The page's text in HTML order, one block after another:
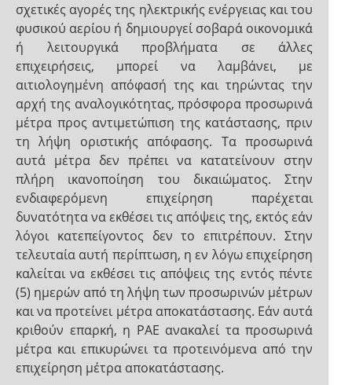
σχετικές αγορές της ηλεκτρικής ενέργειας και του
φυσικού αερίου ή δημιουργεί σοβαρά οικονομικά
ή λειτουργικά προβλήματα σε άλλες
επιχειρήσεις, μπορεί να λαμβάνει, με
αιτιολογημένη απόφασή της και τηρώντας την
αρχή της αναλογικότητας, πρόσφορα προσωρινά
μέτρα προς αντιμετώπιση της κατάστασης, πριν
τη λήψη οριστικής απόφασης. Τα προσωρινά
αυτά μέτρα δεν πρέπει να κατατείνουν στην
πλήρη ικανοποίηση του δικαιώματος. Στην
ενδιαφερόμενη επιχείρηση παρέχεται
δυνατότητα να εκθέσει τις απόψεις της, εκτός εάν
λόγοι κατεπείγοντος δεν το επιτρέπουν. Στην
τελευταία αυτή περίπτωση, η εν λόγω επιχείρηση
καλείται να εκθέσει τις απόψεις της εντός πέντε
(5) ημερών από τη λήψη των προσωρινών μέτρων
και να προτείνει μέτρα αποκατάστασης. Εάν αυτά
κριθούν επαρκή, η ΡΑΕ ανακαλεί τα προσωρινά
μέτρα και επικυρώνει τα προτεινόμενα από την
επιχείρηση μέτρα αποκατάστασης.